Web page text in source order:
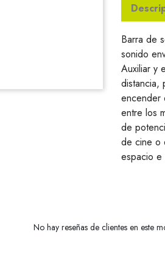
Barra de
sonido
Auxiliar y
distancia,
encender
entre los
de
de cine o
espacio e
No hay reseñas de clientes en este